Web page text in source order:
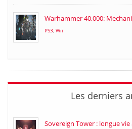
Warhammer 40,000:
PS3, Wii
Les derniers
Sovereign Tower : longue vie